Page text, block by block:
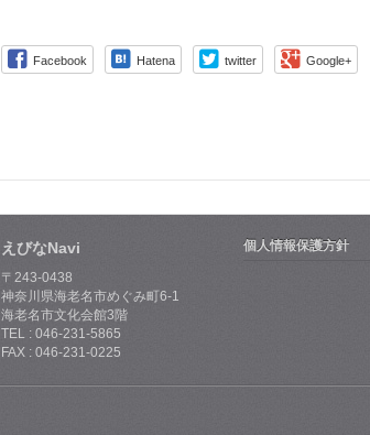
Facebook Hatena twitter Google+
えびなNavi
〒243-0438
神奈川県海老名市めぐみ町6-1
海老名市文化会館3階
TEL : 046-231-5865
FAX : 046-231-0225
個人情報保護方針